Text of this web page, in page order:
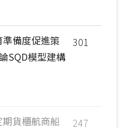
301
備度促進策
SQD模型建構
247
貨櫃航商船